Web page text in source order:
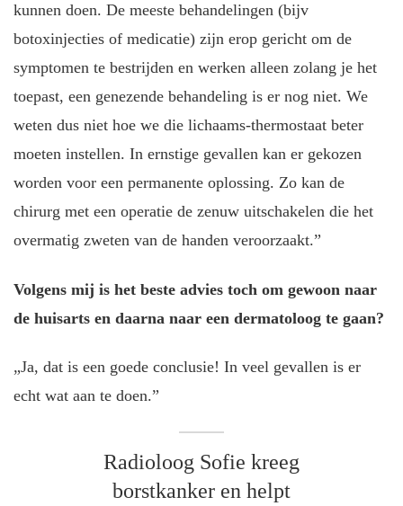
kunnen doen. De meeste behandelingen (bijv
botoxinjecties of medicatie) zijn erop gericht om de
symptomen te bestrijden en werken alleen zolang je het
toepast, een genezende behandeling is er nog niet. We
weten dus niet hoe we die lichaams-thermostaat beter
moeten instellen. In ernstige gevallen kan er gekozen
worden voor een permanente oplossing. Zo kan de
chirurg met een operatie de zenuw uitschakelen die het
overmatig zweten van de handen veroorzaakt.”
Volgens mij is het beste advies toch om gewoon naar
de huisarts en daarna naar een dermatoloog te gaan?
„Ja, dat is een goede conclusie! In veel gevallen is er
echt wat aan te doen.”
Radioloog Sofie kreeg
borstkanker en helpt